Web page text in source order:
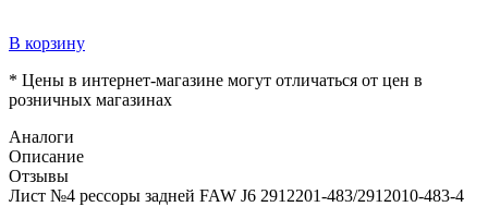
В корзину
* Цены в интернет-магазине могут отличаться от цен в
розничных магазинах
Аналоги
Описание
Отзывы
Лист №4 рессоры задней FAW J6 2912201-483/2912010-483-4